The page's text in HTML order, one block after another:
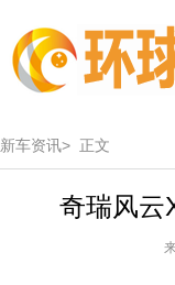
新车资讯> 正文
奇瑞风云